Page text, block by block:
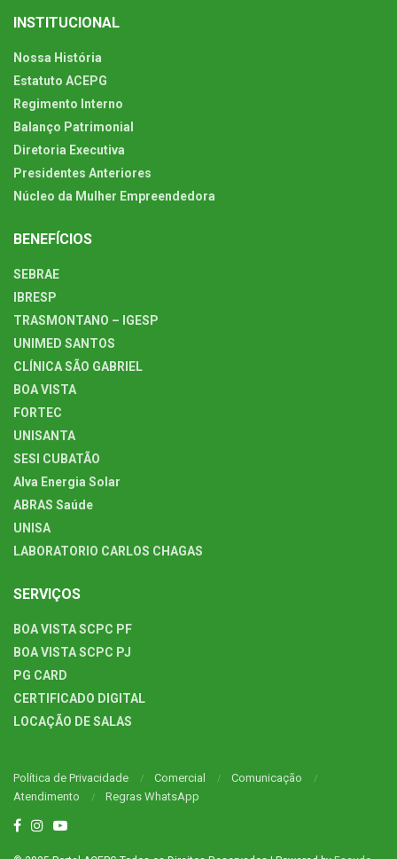
INSTITUCIONAL
Nossa História
Estatuto ACEPG
Regimento Interno
Balanço Patrimonial
Diretoria Executiva
Presidentes Anteriores
Núcleo da Mulher Empreendedora
BENEFÍCIOS
SEBRAE
IBRESP
TRASMONTANO – IGESP
UNIMED SANTOS
CLÍNICA SÃO GABRIEL
BOA VISTA
FORTEC
UNISANTA
SESI CUBATÃO
Alva Energia Solar
ABRAS Saúde
UNISA
LABORATORIO CARLOS CHAGAS
SERVIÇOS
BOA VISTA SCPC PF
BOA VISTA SCPC PJ
PG CARD
CERTIFICADO DIGITAL
LOCAÇÃO DE SALAS
Política de Privacidade Comercial
Comunicação
Atendimento
Regras WhatsApp